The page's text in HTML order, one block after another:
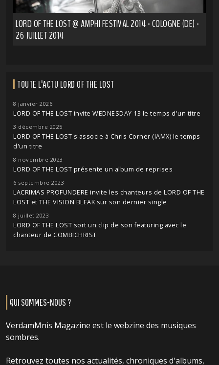
LORD OF THE LOST @ AMPHI FESTIVAL 2014 - COLOGNE (DE) -
26 JUILLET 2014
TOUTE L'ACTU LORD OF THE LOST
8 janvier 2026
LORD OF THE LOST invite WEDNESDAY 13 le temps d'un titre
3 décembre 2025
LORD OF THE LOST s'associe à Chris Corner (IAMX) le temps
d'un titre
8 novembre 2023
LORD OF THE LOST présente un album de reprises
6 septembre 2023
LACRIMAS PROFUNDERE invite les chanteurs de LORD OF THE
LOST et THE VISION BLEAK sur son dernier single
8 juillet 2023
LORD OF THE LOST sort un clip de son featuring avec le
chanteur de COMBICHRIST
QUI SOMMES-NOUS ?
VerdamMnis Magazine est le webzine des musiques
sombres.
Retrouvez toutes nos actualités, chroniques d'albums,